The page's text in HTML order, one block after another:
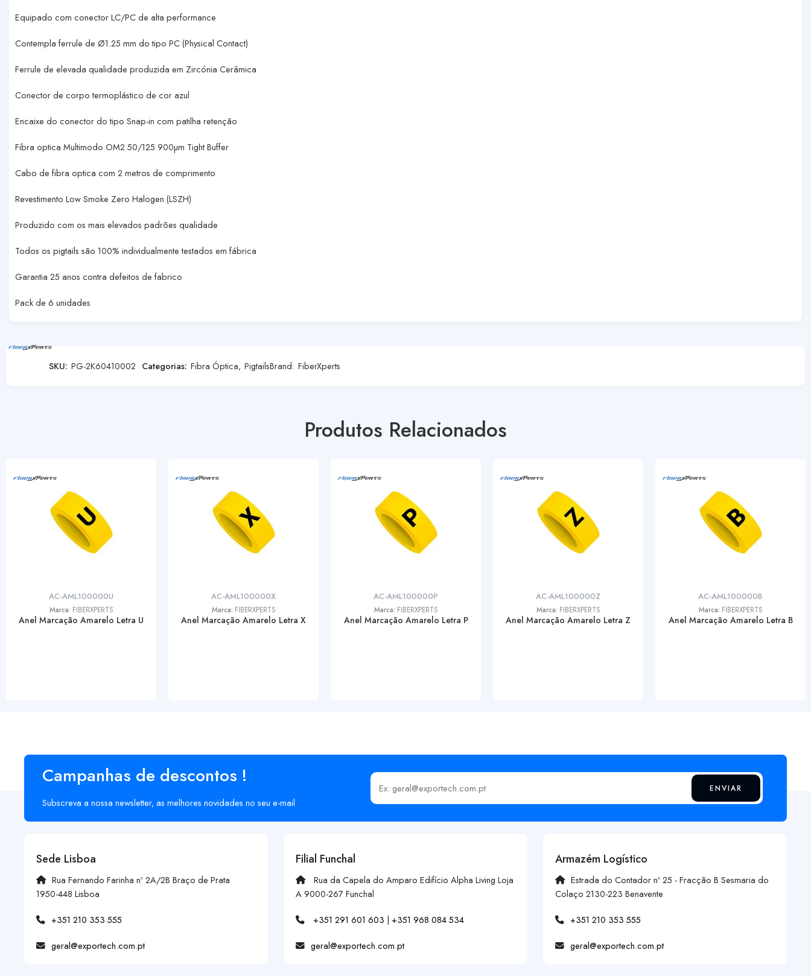
Equipado com conector LC/PC de alta performance
Contempla ferrule de Ø1.25 mm do tipo PC (Physical Contact)
Ferrule de elevada qualidade produzida em Zircónia Cerâmica
Conector de corpo termoplástico de cor azul
Encaixe do conector do tipo Snap-in com patilha retenção
Fibra optica Multimodo OM2 50/125 900µm Tight Buffer
Cabo de fibra optica com 2 metros de comprimento
Revestimento Low Smoke Zero Halogen (LSZH)
Produzido com os mais elevados padrões qualidade
Todos os pigtails são 100% individualmente testados em fábrica
Garantia 25 anos contra defeitos de fabrico
Pack de 6 unidades
SKU: PG-2K60410002 Categorias: Fibra Óptica, PigtailsBrand: FiberXperts
Produtos Relacionados
AC-AML100000U
Marca: FIBERXPERTS
Anel Marcação Amarelo Letra U
AC-AML100000X
Marca: FIBERXPERTS
Anel Marcação Amarelo Letra X
AC-AML100000P
Marca: FIBERXPERTS
Anel Marcação Amarelo Letra P
AC-AML100000Z
Marca: FIBERXPERTS
Anel Marcação Amarelo Letra Z
AC-AML100000B
Marca: FIBERXPERTS
Anel Marcação Amarelo Letra B
Campanhas de descontos !
Subscreva a nossa newsletter, as melhores novidades no seu e-mail
Insira o seu email ENVIAR
Sede Lisboa
Rua Fernando Farinha nº 2A/2B Braço de Prata
1950-448 Lisboa
+351 210 353 555
geral@exportech.com.pt
Filial Funchal
Rua da Capela do Amparo Edifício Alpha Living Loja
A 9000-267 Funchal
+351 291 601 603 | +351 968 084 534
geral@exportech.com.pt
Armazém Logístico
Estrada do Contador nº 25 - Fracção B Sesmaria do
Colaço 2130-223 Benavente
+351 210 353 555
geral@exportech.com.pt